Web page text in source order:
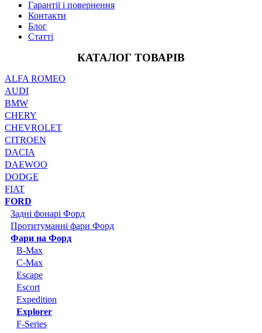
Гарантії і повернення
Контакти
Блог
Статті
КАТАЛОГ ТОВАРІВ
ALFA ROMEO
AUDI
BMW
CHERY
CHEVROLET
CITROEN
DACIA
DAEWOO
DODGE
FIAT
FORD
Задні фонарі Форд
Протитуманні фари Форд
Фари на Форд
B-Max
C-Max
Escape
Escort
Expedition
Explorer
F-Series